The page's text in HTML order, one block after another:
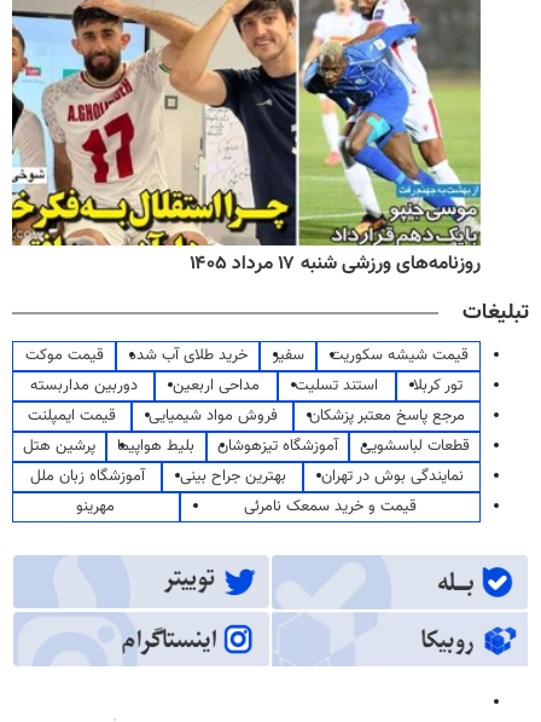
روزنامه‌های ورزشی شنبه ۱۷ مرداد ۱۴۰۵
تبلیغات
قیمت شیشه سکوریت سفیر خرید طلای آب شده
قیمت موکت
تور کربلا
استند تسلیت مداحی اربعین
دوربین مداربسته
مرجع پاسخ معتبر پزشکان
فروش مواد شیمیایی
قیمت ایمپلنت
قطعات لباسشویی
آموزشگاه تیزهوشان بلیط هواپیما
پرشین هتل
نمایندگی بوش در تهران
بهترین جراح بینی
آموزشگاه زبان ملل
قیمت و خرید سمعک نامرئی
مهرینو